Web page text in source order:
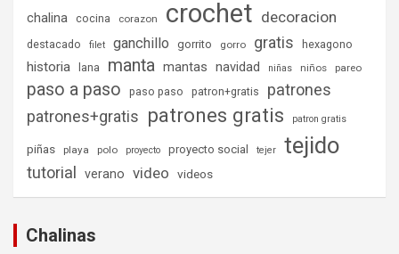
chalina cocina corazon crochet decoracion
destacado filet ganchillo gorrito gorro gratis hexagono
historia lana manta mantas navidad niñas niños pareo
paso a paso paso paso patron+gratis
patrones
patrones+gratis patrones gratis patron gratis
piñas playa polo proyecto proyecto social tejer tejido
tutorial verano video videos
Chalinas